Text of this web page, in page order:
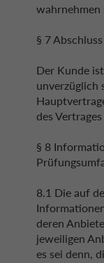
wahrnehmen
§ 7
Der Kunde
unverzüglich
des
§ 8
8.1 Die auf
deren
jeweiligen
es sei denn,